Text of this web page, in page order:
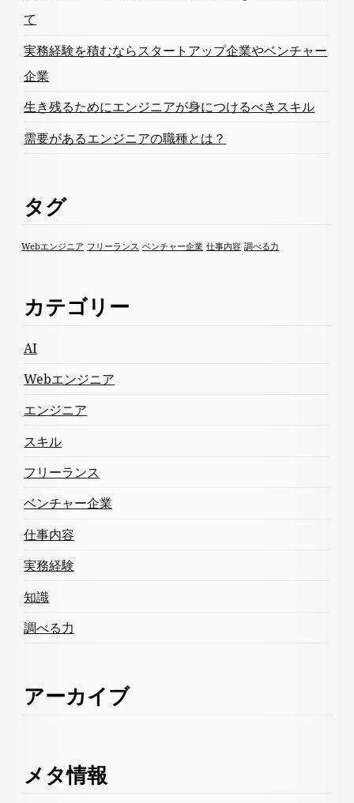
て
実務経験を積むならスタートアップ企業やベンチャー
企業
生き残るためにエンジニアが身につけるべきスキル
需要があるエンジニアの職種とは？
タグ
Webエンジニア フリーランス ベンチャー企業 仕事内容 調べる力
カテゴリー
AI
Webエンジニア
エンジニア
スキル
フリーランス
ベンチャー企業
仕事内容
実務経験
知識
調べる力
アーカイブ
メタ情報